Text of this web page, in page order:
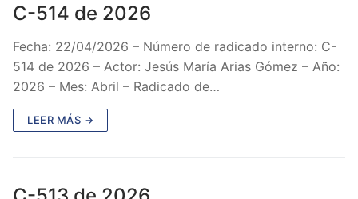
C-514 de 2026
Fecha: 22/04/2026 – Número de radicado interno: C-
514 de 2026 – Actor: Jesús María Arias Gómez – Año:
2026 – Mes: Abril – Radicado de…
LEER MÁS →